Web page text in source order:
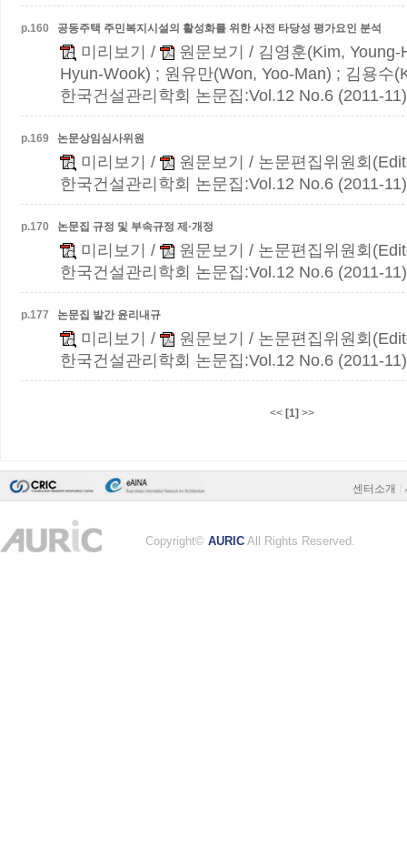
p.160 공동주택 주민복지시설의 활성화를 위한 사전 타당성 평가요인 분석
미리보기 / 원문보기
/ 김영훈(Kim,
Hyun-Wook) ; 원유만(Won, Yoo-Man) ; 김용수
한국건설관리학회 논문집:Vol.12 No.6 (2011-11)
p.169 논문상임심사위원
미리보기 / 원문보기
/ 논문편집위원회
한국건설관리학회 논문집:Vol.12 No.6 (2011-11)
p.170 논문집 규정 및 부속규정 제·개정
미리보기 / 원문보기
/ 논문편집위원회
한국건설관리학회 논문집:Vol.12 No.6 (2011-11)
p.177 논문집 발간 윤리내규
미리보기 / 원문보기
/ 논문편집위원회
한국건설관리학회 논문집:Vol.12 No.6 (2011-11)
<< [1] >>
센터소개
Copyright© AURIC All Rights Reserved.